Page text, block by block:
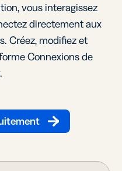
vous interagissez
directement aux
Créez, modifiez et
Connexions de